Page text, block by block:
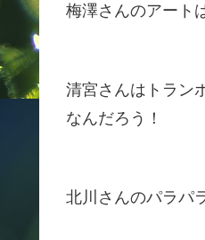
梅澤さんのアート
清宮さんはトラン
なんだろう！
北川さんのパラパ